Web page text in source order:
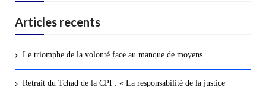
Articles recents
Le triomphe de la volonté face au manque de moyens
Retrait du Tchad de la CPI : « La responsabilité de la justice